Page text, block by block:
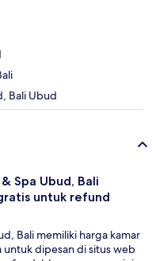
Bali Ubud
Spa Ubud, Bali
untuk refund
Bali memiliki harga kamar
dipesan di situs web